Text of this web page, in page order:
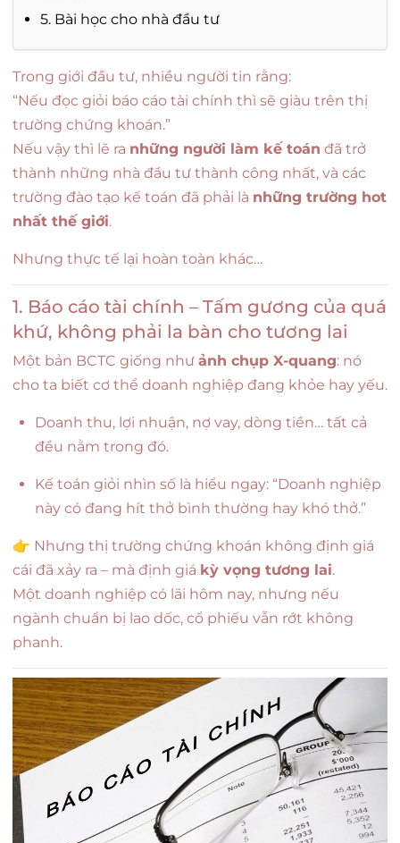
5. Bài học cho nhà đầu tư
Trong giới đầu tư, nhiều người tin rằng:
“Nếu đọc giỏi báo cáo tài chính thì sẽ giàu trên thị
trường chứng khoán.”
Nếu vậy thì lẽ ra những người làm kế toán đã trở
thành những nhà đầu tư thành công nhất, và các
trường đào tạo kế toán đã phải là những trường hot
nhất thế giới.
Nhưng thực tế lại hoàn toàn khác…
1. Báo cáo tài chính – Tấm gương của quá
khứ, không phải la bàn cho tương lai
Một bản BCTC giống như ảnh chụp X-quang: nó
cho ta biết cơ thể doanh nghiệp đang khỏe hay yếu.
Doanh thu, lợi nhuận, nợ vay, dòng tiền… tất cả
đều nằm trong đó.
Kế toán giỏi nhìn số là hiểu ngay: “Doanh nghiệp
này có đang hít thở bình thường hay khó thở.”
👉 Nhưng thị trường chứng khoán không định giá
cái đã xảy ra – mà định giá kỳ vọng tương lai.
Một doanh nghiệp có lãi hôm nay, nhưng nếu
ngành chuẩn bị lao dốc, cổ phiếu vẫn rớt không
phanh.